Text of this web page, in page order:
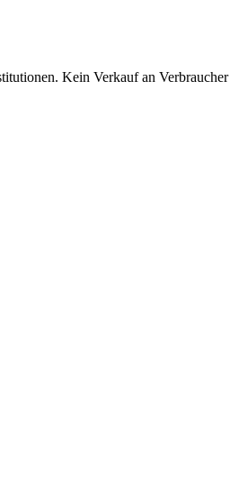
Kein Verkauf an Verbraucher